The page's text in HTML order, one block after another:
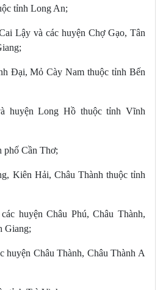
tỉnh Long An;
Lậy và các huyện Chợ Gạo, Tân
Đại, Mỏ Cày Nam thuộc tỉnh Bến
huyện Long Hồ thuộc tỉnh Vĩnh
phố Cần Thơ;
Kiên Hải, Châu Thành thuộc tỉnh
huyện Châu Phú, Châu Thành,
Giang;
huyện Châu Thành, Châu Thành A